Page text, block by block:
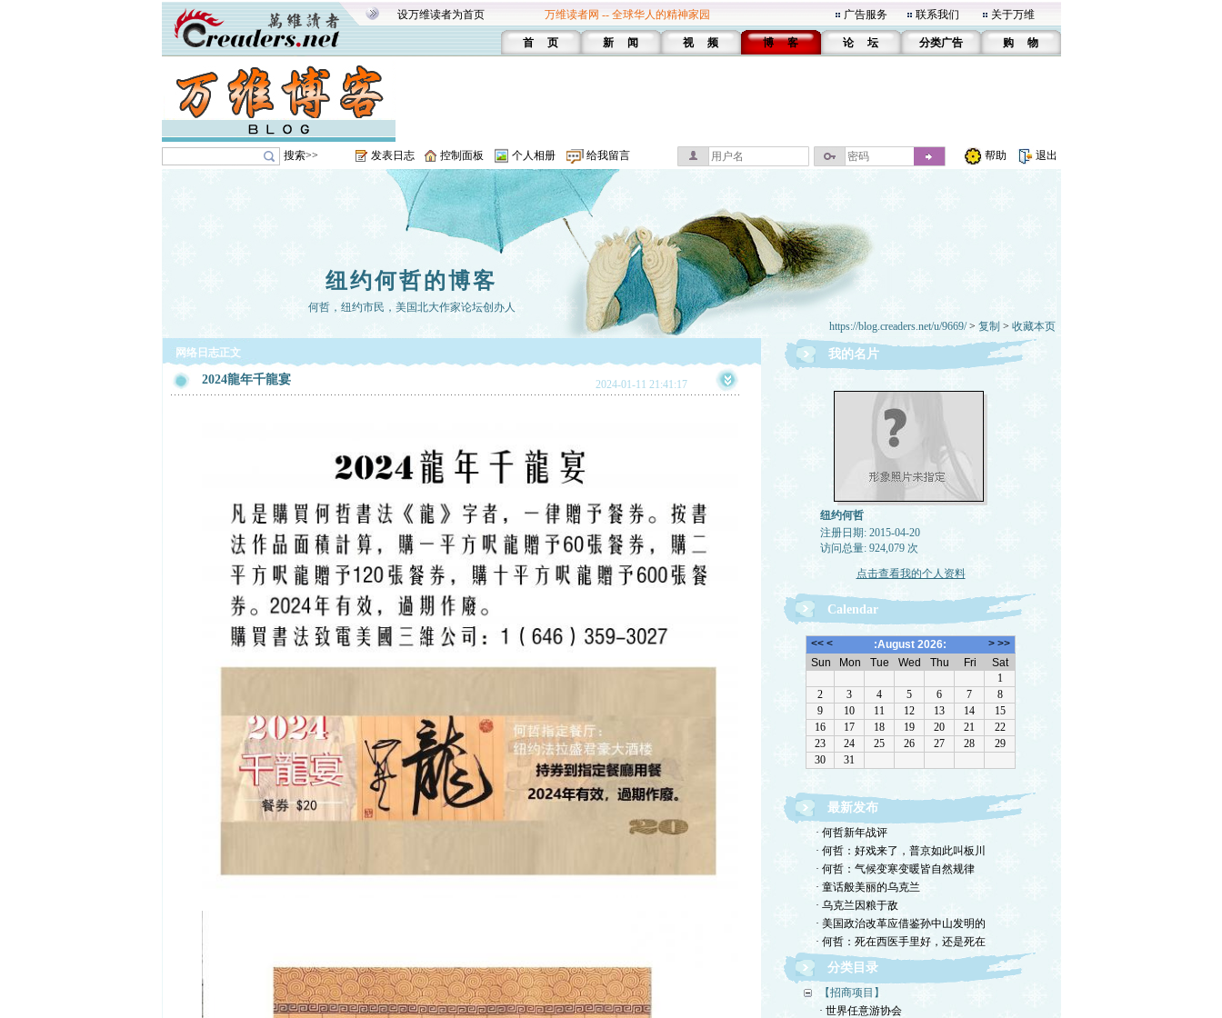
设万维读者为首页 万维读者网 -- 全球华人的精神家园 广告服务 联系我们 关于万维
首 页 新 闻 视 频 博 客 论 坛 分类广告 购 物
搜索>> 发表日志 控制面板 个人相册 给我留言 帮助 退出
纽约何哲的博客
何哲，纽约市民，美国北大作家论坛创办人
https://blog.creaders.net/u/9669/> 复制 > 收藏本页
网络日志正文
2024龍年千龍宴 2024-01-11 21:41:17
我的名片
纽约何哲
注册日期: 2015-04-20
访问总量: 924,079 次
点击查看我的个人资料
Calendar
最新发布
· 何哲新年战评
· 何哲：好戏来了，普京如此叫板川
· 何哲：气候变寒变暖皆自然规律
· 童话般美丽的乌克兰
· 乌克兰因粮于敌
· 美国政治改革应借鉴孙中山发明的
· 何哲：死在西医手里好，还是死在
分类目录
【招商项目】
· 世界任意游协会